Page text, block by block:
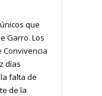
que
Garro. Los
Convivencia
días
falta de
de la